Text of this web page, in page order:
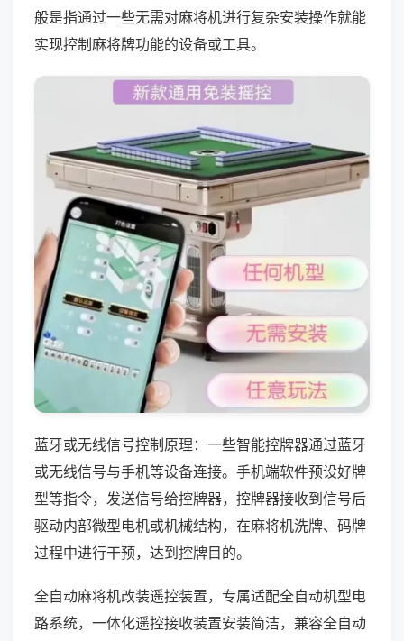
般是指通过一些无需对麻将机进行复杂安装操作就能
实现控制麻将牌功能的设备或工具。
蓝牙或无线信号控制原理：一些智能控牌器通过蓝牙
或无线信号与手机等设备连接。手机端软件预设好牌
型等指令，发送信号给控牌器，控牌器接收到信号后
驱动内部微型电机或机械结构，在麻将机洗牌、码牌
过程中进行干预，达到控牌目的。
全自动麻将机改装遥控装置，专属适配全自动机型电
路系统，一体化遥控接收装置安装简洁，兼容全自动